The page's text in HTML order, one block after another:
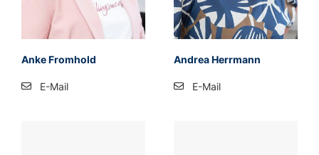
Anke From­hold
E-Mail
An­drea Herr­mann
E-Mail